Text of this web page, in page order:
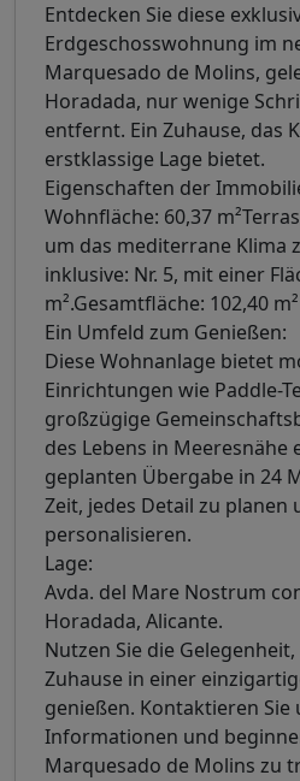
Entdecken Sie diese
Erdgeschosswohnung im
Marquesado de Molins,
Horadada, nur wenige
entfernt. Ein Zuhause, das
erstklassige Lage bietet.
Eigenschaften der
Wohnfläche: 60,37
um das mediterrane Klima
inklusive: Nr. 5, mit einer
m².Gesamtfläche: 102,40 m²
Ein Umfeld zum Genießen:
Diese Wohnanlage bietet
Einrichtungen wie Paddle-
großzügige
des Lebens in Meeresnähe
geplanten Übergabe in 24
Zeit, jedes Detail zu planen
personalisieren.
Lage:
Avda. del Mare Nostrum
Horadada, Alicante.
Nutzen Sie die
Zuhause in einer
genießen. Kontaktieren
Informationen und
Marquesado de Molins zu